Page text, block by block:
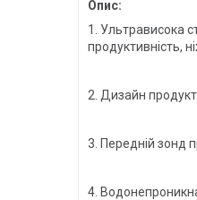
Опис:
1. Ультрависока
продуктивність,
2. Дизайн
3. Передній зонд
4.